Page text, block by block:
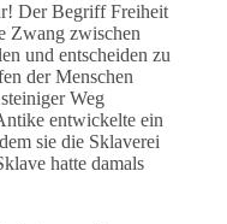
Der Begriff Freiheit
Zwang zwischen
und entscheiden zu
der Menschen
Weg
entwickelte ein
sie die Sklaverei
hatte damals